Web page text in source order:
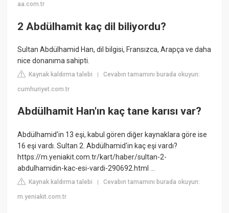
aa.com.tr
2 Abdülhamit kaç dil biliyordu?
Sultan Abdülhamid Han, dil bilgisi, Fransızca, Arapça ve daha
nice donanıma sahipti.
Kaynak kaldırma talebi |Cevabın tamamını burada okuyun:
cumhuriyet.com.tr
Abdülhamit Han'ın kaç tane karısı var?
Abdülhamid'in 13 eşi, kabul gören diğer kaynaklara göre ise
16 eşi vardı. Sultan 2. Abdülhamid'in kaç eşi vardı?
https://m.yeniakit.com.tr/kart/haber/sultan-2-
abdulhamidin-kac-esi-vardi-290692.html ...
Kaynak kaldırma talebi |Cevabın tamamını burada okuyun:
m.yeniakit.com.tr